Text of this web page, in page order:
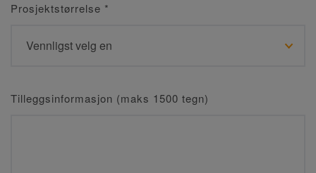
Prosjektstørrelse *
Tilleggsinformasjon (maks 1500 tegn)